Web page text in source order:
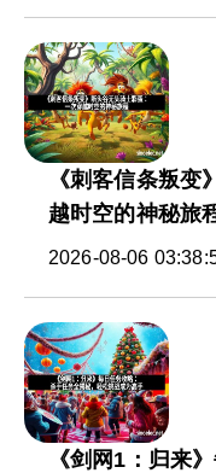
《刺客信条叛
越时空的神秘旅
2026-08-06
《剑网1：归来